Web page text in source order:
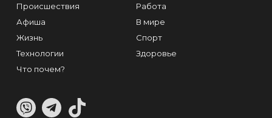
Происшествия
Афиша
Жизнь
Технологии
Что почем?
Работа
В мире
Спорт
Здоровье